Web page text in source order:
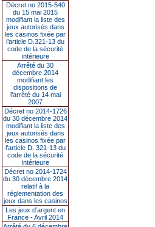
Décret no 2015-540
du 15 mai 2015
modifiant la liste des
jeux autorisés dans
les casinos fixée par
l’article D.321-13 du
code de la sécurité
intérieure
Arrêté du 30
décembre 2014
modifiant les
dispositions de
l’arrêté du 14 mai
2007
Décret no 2014-1726
du 30 décembre 2014
modifiant la liste des
jeux autorisés dans
les casinos fixée par
l’article D. 321-13 du
code de la sécurité
intérieure
Décret no 2014-1724
du 30 décembre 2014
relatif à la
réglementation des
jeux dans les casinos
Les jeux d’argent en
France - Avril 2014